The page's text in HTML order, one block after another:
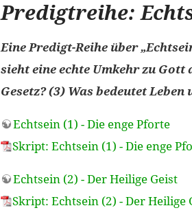
Predigtreihe:
Eine Predigt-Reihe über
sieht eine echte Umkehr zu Gott
Gesetz? (3) Was bedeutet Leben
Echtsein (1) - Die enge Pforte
Skript: Echtsein (1) - Die enge
Echtsein (2) - Der Heilige Geist
Skript: Echtsein (2) - Der Heilige